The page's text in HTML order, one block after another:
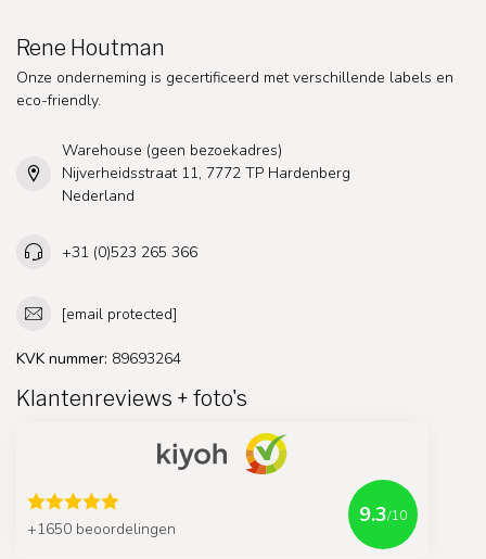
Rene Houtman
Onze onderneming is gecertificeerd met verschillende labels en
eco-friendly.
Warehouse (geen bezoekadres)
Nijverheidsstraat 11, 7772 TP Hardenberg
Nederland
+31 (0)523 265 366
[email protected]
KVK nummer: 89693264
Klantenreviews + foto's
+1650 beoordelingen
9.3/10